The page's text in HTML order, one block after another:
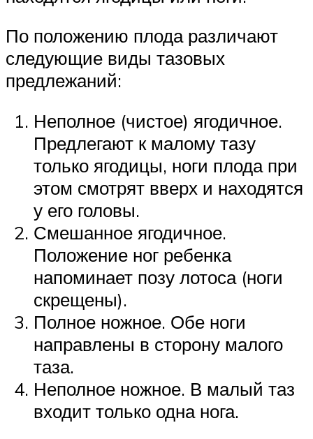
По положению плода различают
следующие виды тазовых
предлежаний:
Неполное (чистое) ягодичное.
Предлегают к малому тазу
только ягодицы, ноги плода при
этом смотрят вверх и находятся
у его головы.
Смешанное ягодичное.
Положение ног ребенка
напоминает позу лотоса (ноги
скрещены).
Полное ножное. Обе ноги
направлены в сторону малого
таза.
Неполное ножное. В малый таз
входит только одна нога.